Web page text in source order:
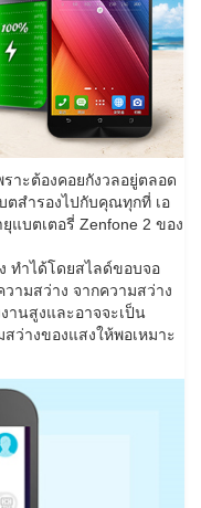
าะต้องคอยกังวลอยู่ตลอด
ตสำรองไปกับคุณทุกที่ เอ
แบตเตอรี่ Zenfone 2 ของ
ทำได้โดยสไลด์ขอบจอ
ามสว่าง จากความสว่าง
านสูงและอาจจะเป็น
ว่างของแสงให้พอเหมาะ